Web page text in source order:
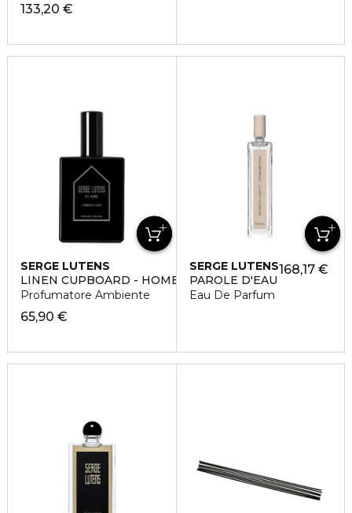
133,20 €
SERGE LUTENS
LINEN CUPBOARD - HOME SPRAY
Profumatore Ambiente
65,90 €
SERGE LUTENS
PAROLE D'EAU
Eau De Parfum
168,17 €